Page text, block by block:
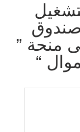
صندوق
منحة ”
“